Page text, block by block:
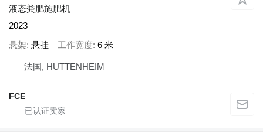
液态粪肥施肥机
2023
悬架 悬挂 工作宽度 6 米
法国, HUTTENHEIM
FCE